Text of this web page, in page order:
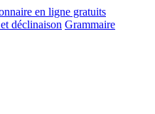
et déclinaison Grammaire